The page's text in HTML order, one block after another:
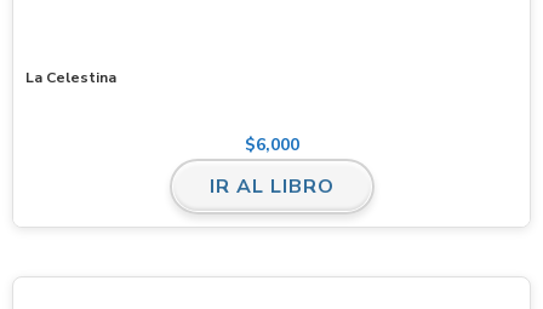
La Celestina
$6,000
IR AL LIBRO